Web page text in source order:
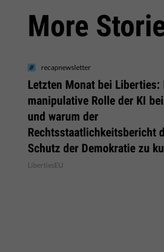
More
recapnewsletter
Letzten Monat bei Liberties:
manipulative Rolle der KI
und warum der
Rechtsstaatlichkeitsbericht
Schutz der Demokratie zu
LibertiesEU